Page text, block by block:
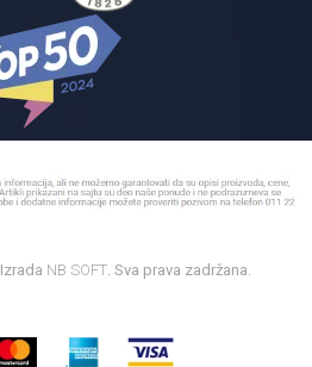
, Izrada NB SOFT . Sva prava zadržana.